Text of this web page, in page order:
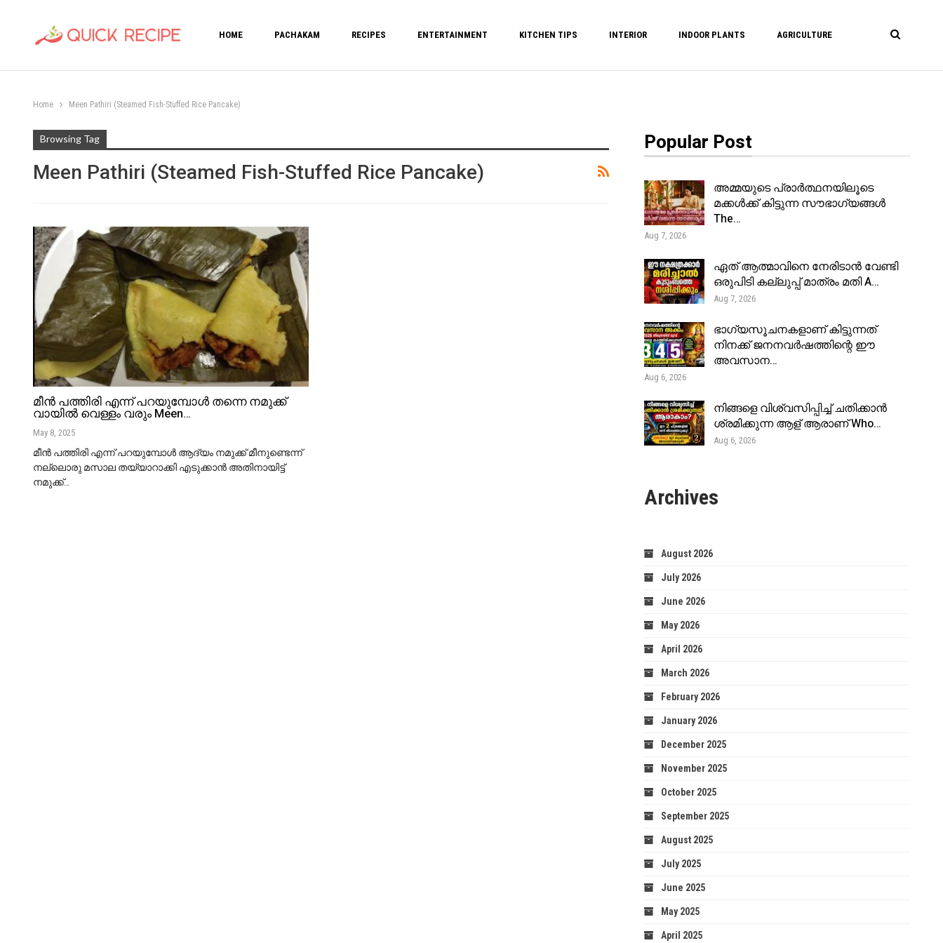
HOME PACHAKAM RECIPES ENTERTAINMENT KITCHEN TIPS INTERIOR INDOOR PLANTS AGRICULTURE
Home Meen Pathiri (Steamed Fish-Stuffed Rice Pancake)
Browsing Tag
Meen Pathiri (Steamed Fish-Stuffed Rice Pancake)
മീൻ പത്തിരി എന്ന് പറയുമ്പോൾ തന്നെ നമുക്ക്
വായിൽ വെള്ളം വരും Meen…
May 8, 2025
മീൻ പത്തിരി എന്ന് പറയുമ്പോൾ ആദ്യം നമുക്ക് മീനുണ്ടെന്ന്
നല്ലൊരു മസാല തയ്യാറാക്കി എടുക്കാൻ അതിനായിട്ട്
നമുക്ക്…
Popular Post
അമ്മയുടെ പ്രാർത്ഥനയിലൂടെ
മക്കൾക്ക് കിട്ടുന്ന സൗഭാഗ്യങ്ങൾ
The…
Aug 7, 2026
ഏത് ആത്മാവിനെ നേരിടാൻ വേണ്ടി
ഒരുപിടി കല്ലുപ്പ് മാത്രം മതി A…
Aug 7, 2026
ഭാഗ്യസൂചനകളാണ് കിട്ടുന്നത്
നിനക്ക് ജനനവർഷത്തിന്റെ ഈ
അവസാന…
Aug 6, 2026
നിങ്ങളെ വിശ്വസിപ്പിച്ച് ചതിക്കാൻ
ശ്രമിക്കുന്ന ആള് ആരാണ് Who…
Aug 6, 2026
Archives
August 2026
July 2026
June 2026
May 2026
April 2026
March 2026
February 2026
January 2026
December 2025
November 2025
October 2025
September 2025
August 2025
July 2025
June 2025
May 2025
April 2025